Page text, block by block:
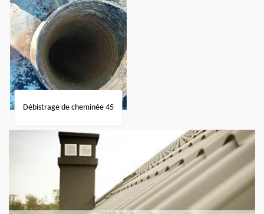
Débistrage de cheminée 45